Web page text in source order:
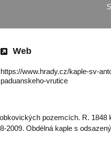
Web
https://www.hrady.cz/kaple-sv-
paduanskeho-vrutice
pozemcích. R.
2009. Obdélná kaple s